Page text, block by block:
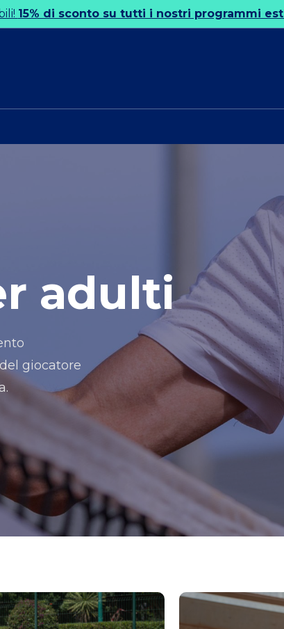
15% di sconto su tutti i nostri programmi
adulti
giocatore